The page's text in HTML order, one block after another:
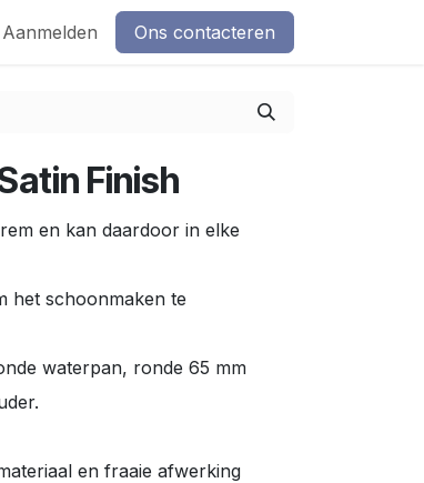
Aanmelden Ons contacteren
Finish
en kan daardoor in elke
het schoonmaken te
waterpan, ronde 65 mm
en fraaie afwerking